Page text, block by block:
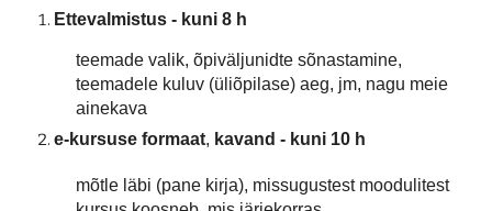
Ettevalmistus - kuni 8 h
teemade valik, õpiväljunidte sõnastamine,
teemadele kuluv (üliõpilase) aeg, jm, nagu meie
ainekava
e-kursuse formaat, kavand - kuni 10 h
mõtle läbi (pane kirja), missugustest moodulitest